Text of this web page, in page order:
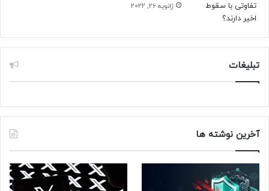
ژانویه 26, 2022
تبلیغات
آخرین نوشته ها